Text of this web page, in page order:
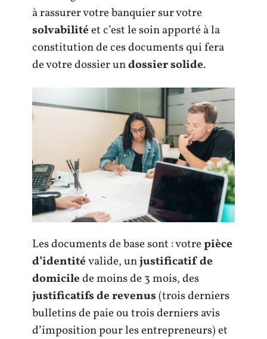
à rassurer votre banquier sur votre
solvabilitéet c’est le soin apporté à la
constitution de ces documents qui fera
de votre dossier undossier solide.
Les documents de base sont : votrepièce
d’identitévalide, unjustificatif de
domicilede moins de 3 mois, des
justificatifs de revenus(trois derniers
bulletins de paie ou trois derniers avis
d’imposition pour les entrepreneurs) et